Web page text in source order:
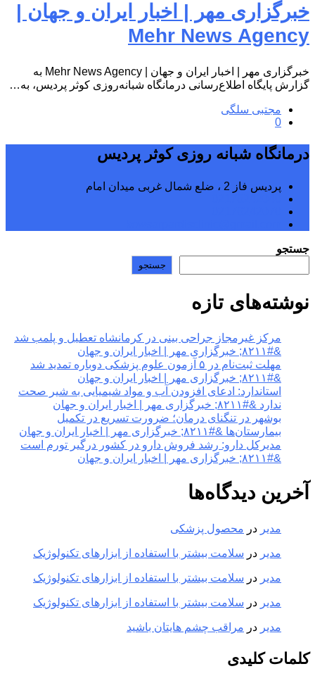
خبرگزاری مهر | اخبار ایران و جهان |
Mehr News Agency
خبرگزاری مهر | اخبار ایران و جهان | Mehr News Agency به
گزارش پایگاه اطلاع‌رسانی درمانگاه شبانه‌روزی کوثر پردیس، به…
مجتبی سلگی
0
درمانگاه شبانه روزی کوثر پردیس
پردیس فاز 2 ، ضلع شمال غربی میدان امام
جستجو
جستجو
نوشته‌های تازه
مرکز غیرمجاز جراحی بینی در کرمانشاه تعطیل و پلمب شد
&#۸۲۱۱; خبرگزاری مهر | اخبار ایران و جهان
مهلت ثبت‌نام در ۵ آزمون علوم پزشکی دوباره تمدید شد
&#۸۲۱۱; خبرگزاری مهر | اخبار ایران و جهان
استاندارد: ادعای افزودن آب و مواد شیمیایی به شیر صحت
ندارد &#۸۲۱۱; خبرگزاری مهر | اخبار ایران و جهان
بوشهر در تنگنای درمان؛ ضرورت تسریع در تکمیل
بیمارستان‌ها &#۸۲۱۱; خبرگزاری مهر | اخبار ایران و جهان
مدیرکل دارو: رشد فروش دارو در کشور درگیر تورم است
&#۸۲۱۱; خبرگزاری مهر | اخبار ایران و جهان
آخرین دیدگاه‌ها
مدیر در محصول پزشکی
مدیر در سلامت بیشتر با استفاده از ابزارهای تکنولوژیک
مدیر در سلامت بیشتر با استفاده از ابزارهای تکنولوژیک
مدیر در سلامت بیشتر با استفاده از ابزارهای تکنولوژیک
مدیر در مراقب چشم هایتان باشید
کلمات کلیدی